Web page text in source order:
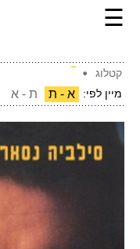
☰
קטלוג
מיין לפי:
א - ת ת - א